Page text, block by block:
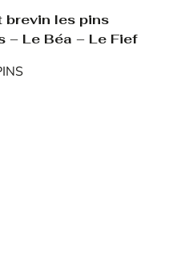
brevin les pins
– Le Béa – Le Fief